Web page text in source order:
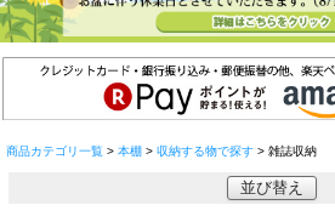
商品カテゴリ一覧 > 本棚 > 収納する物で探す > 雑誌収納
並び替え